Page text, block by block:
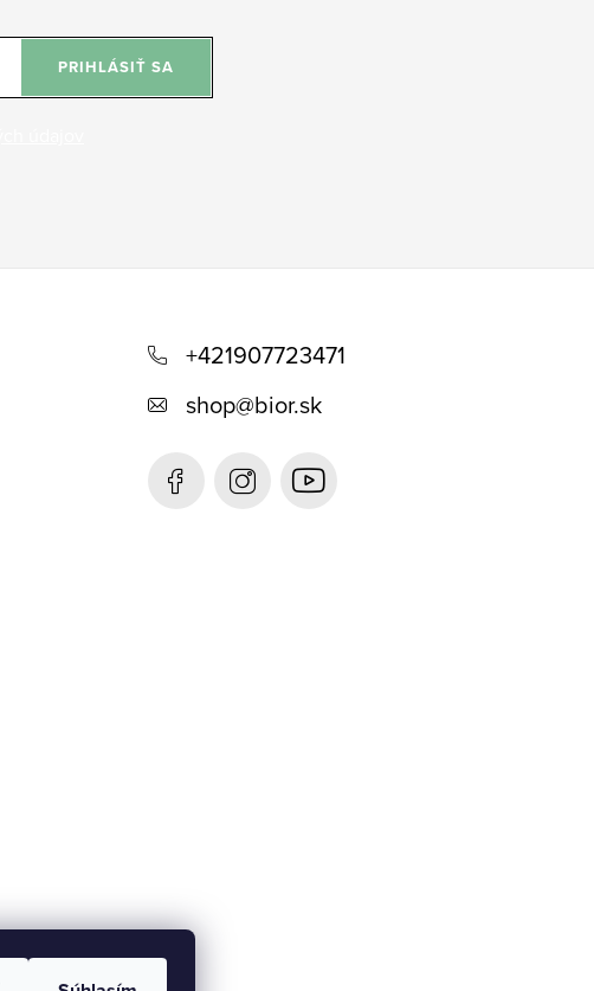
PRIHLÁSIŤ SA
+421907723471
shop@bior.sk